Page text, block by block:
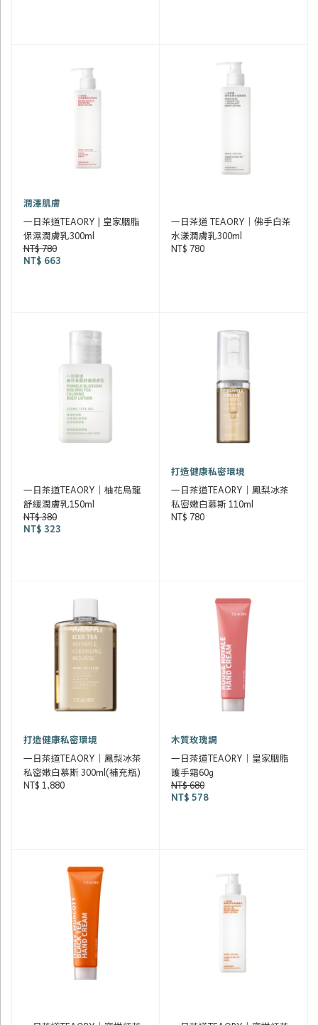
潤澤肌膚
一日茶道TEAORY | 皇家胭脂
保濕潤膚乳300ml
NT$ 780
NT$ 663
一日茶道 TEAORY｜佛手白茶
水漾潤膚乳300ml
NT$ 780
一日茶道TEAORY｜柚花烏龍
舒緩潤膚乳150ml
NT$ 380
NT$ 323
打造健康私密環境
一日茶道TEAORY｜鳳梨冰茶
私密嫩白慕斯 110ml
NT$ 780
打造健康私密環境
一日茶道TEAORY｜鳳梨冰茶
私密嫩白慕斯 300ml(補充瓶)
NT$ 1,880
木質玫瑰調
一日茶道TEAORY｜皇家胭脂
護手霜60g
NT$ 680
NT$ 578